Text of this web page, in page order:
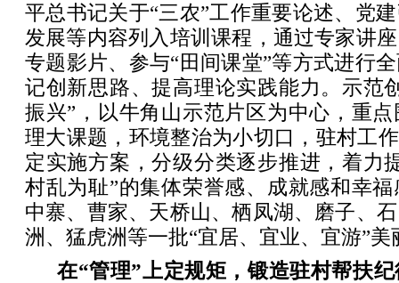
平总书记关于“三农”工作重要论述、党
发展等内容列入培训课程，通过专家讲
专题影片、参与“田间课堂”等方式进行
记创新思路、提高理论实践能力。示范
振兴”，以牛角山示范片区为中心，重
理大课题，环境整治为小切口，驻村工
定实施方案，分级分类逐步推进，着力
村乱为耻”的集体荣誉感、成就感和幸
中寨、曹家、天桥山、栖凤湖、磨子、
洲、猛虎洲等一批“宜居、宜业、宜游”美
在“管理”上定规矩，锻造驻村帮扶